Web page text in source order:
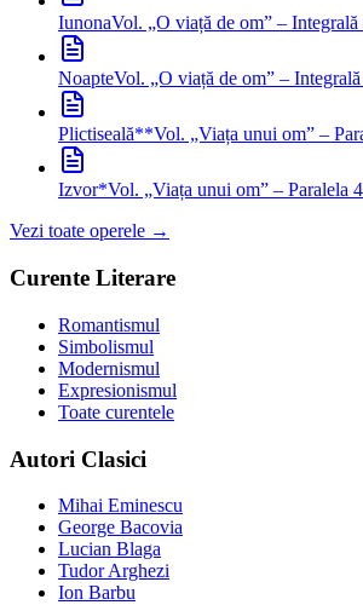
IunonaVol. „O viață de om” – Integrală
NoapteVol. „O viață de om” –
Plictiseală**Vol. „Viața unui om” –
Izvor*Vol. „Viața unui om” – Paralela
Vezi toate operele →
Curente Literare
Romantismul
Simbolismul
Modernismul
Expresionismul
Toate curentele
Autori Clasici
Mihai Eminescu
George Bacovia
Lucian Blaga
Tudor Arghezi
Ion Barbu